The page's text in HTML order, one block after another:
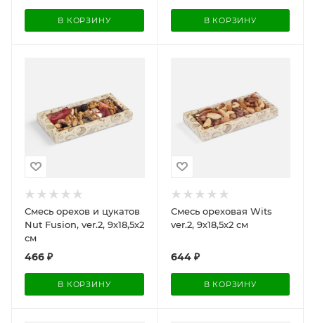
В КОРЗИНУ В КОРЗИНУ
Смесь орехов и цукатов
Nut Fusion, ver.2, 9х18,5х2
см
466 ₽
В КОРЗИНУ
Смесь ореховая Wits
ver.2, 9х18,5х2 см
644₽
В КОРЗИНУ